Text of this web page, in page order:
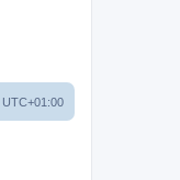
UTC+01:00